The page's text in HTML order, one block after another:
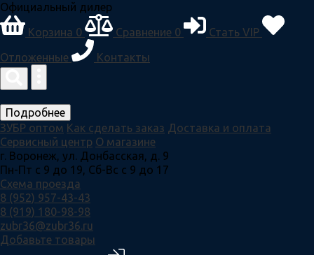
Официальный дилер
Корзина 0 Сравнение 0
Стать VIP
Отложенные
Контакты
Подробнее
ЗУБР оптом Как сделать заказ Доставка и оплата
Сервисный центр О магазине
г. Воронеж, ул. Донбасская, д. 9
Пн-Пт с 9 до 19, Сб-Вс с 9 до 17
Схема проезда
8 (952) 957-43-43
8 (919) 180-98-98
zubr36@zubr36.ru
Добавьте товары